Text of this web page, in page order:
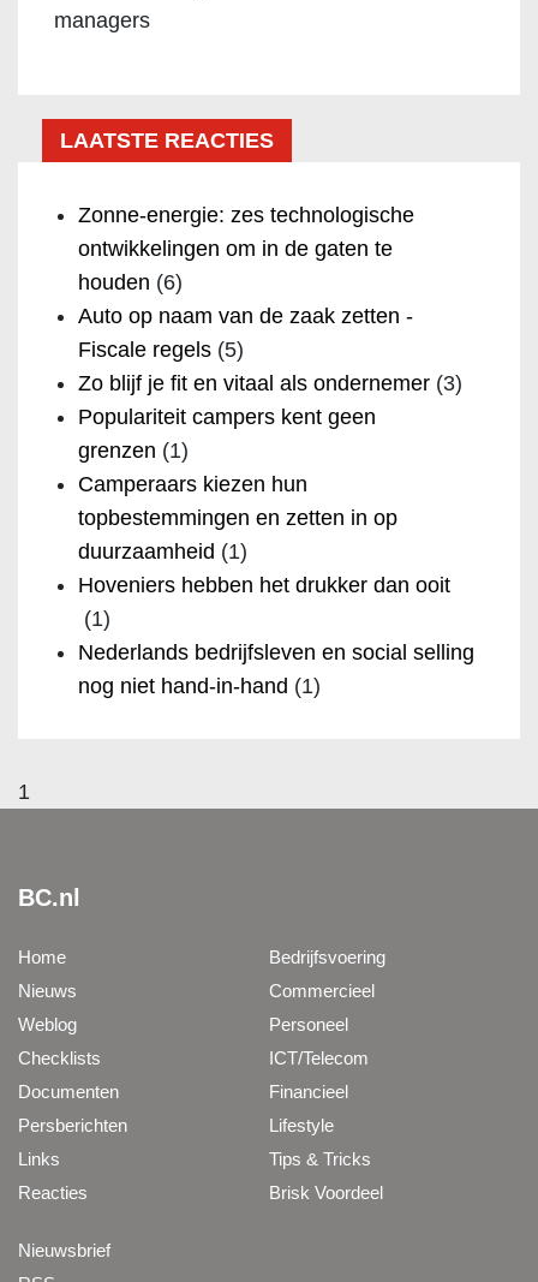
managers
LAATSTE REACTIES
Zonne-energie: zes technologische
ontwikkelingen om in de gaten te
houden (6)
Auto op naam van de zaak zetten -
Fiscale regels (5)
Zo blijf je fit en vitaal als ondernemer (3)
Populariteit campers kent geen
grenzen (1)
Camperaars kiezen hun
topbestemmingen en zetten in op
duurzaamheid (1)
Hoveniers hebben het drukker dan ooit
(1)
Nederlands bedrijfsleven en social selling
nog niet hand-in-hand (1)
1
BC.nl
Home
Nieuws
Weblog
Checklists
Documenten
Persberichten
Links
Reacties
Bedrijfsvoering
Commercieel
Personeel
ICT/Telecom
Financieel
Lifestyle
Tips & Tricks
Brisk Voordeel
Nieuwsbrief